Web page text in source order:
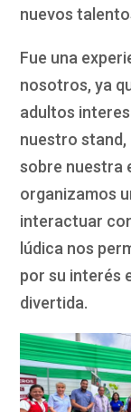
nuevos
Fue una
nosotros, ya
adultos
nuestro
sobre nuestra
organizamos
interactuar
lúdica nos
por su interés
divertida.